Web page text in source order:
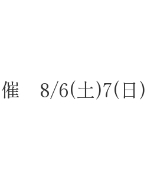
催 8/6(土)7(日)